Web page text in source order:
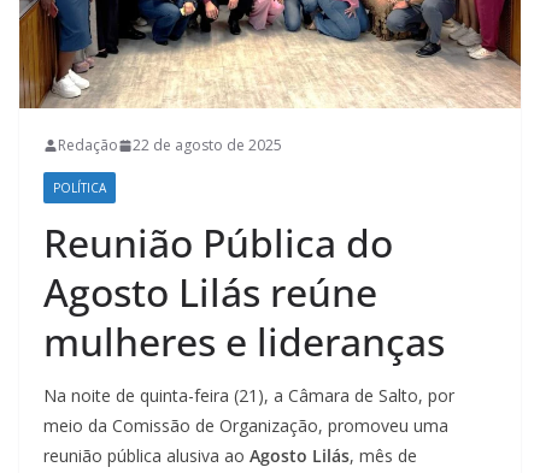
Redação 22 de agosto de 2025
POLÍTICA
Reunião Pública do
Agosto Lilás reúne
mulheres e lideranças
Na noite de quinta-feira (21), a Câmara de Salto, por
meio da Comissão de Organização, promoveu uma
reunião pública alusiva ao Agosto Lilás, mês de